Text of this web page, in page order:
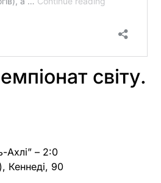
світу.
Ахлі” – 2:0
Кеннеді, 90